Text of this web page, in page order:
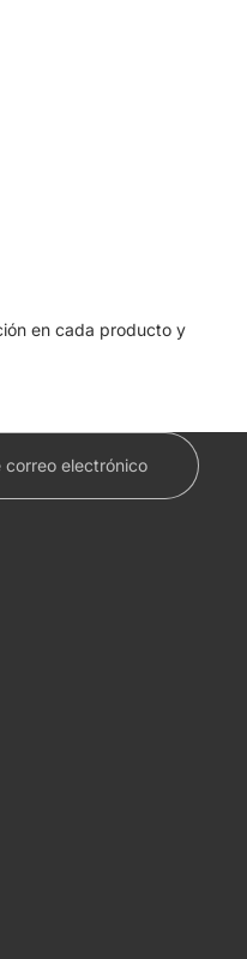
en cada producto y